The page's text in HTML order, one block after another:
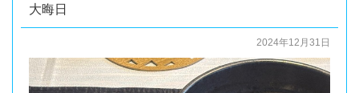
大晦日
2024年12月31日